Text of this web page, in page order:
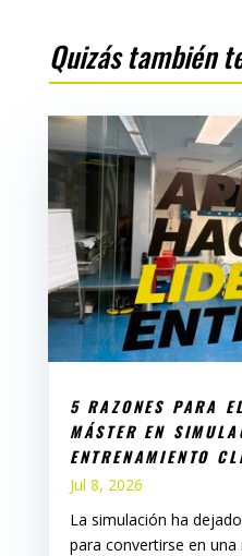
Quizás también
5 RAZONES PARA
MÁSTER EN
ENTRENAMIENTO
Jul 8, 2026
La simulación ha
para convertirse en